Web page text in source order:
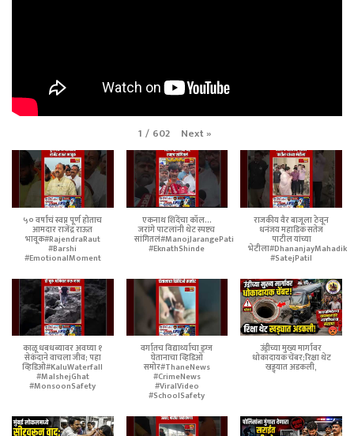
1 / 602 Next»
५० वर्षांचं स्वप्न पूर्ण होताच
आमदार राजेंद्र राऊत
भावूक#RajendraRaut
#Barshi
#EmotionalMoment
एकनाथ शिंदेंचा कॉल...
जरांगे पाटलांनी थेट स्पष्टच
सांगितलं#ManojJarangePatil
#EknathShinde
राजकीय वैर बाजूला ठेवून
धनंजय महाडिक सतेज
पाटील यांच्या
भेटीला#DhananjayMahadik
#SatejPatil
काळू धबधब्यावर अवघ्या १
सेकंदाने वाचला जीव; पहा
व्हिडिओ#KaluWaterfall
#MalshejGhat
#MonsoonSafety
वर्गातच विद्यार्थ्याचा ड्रग्ज
घेतानाचा व्हिडिओ
समोर#ThaneNews
#CrimeNews
#ViralVideo
#SchoolSafety
उंड्रीच्या मुख्य मार्गावर
धोकादायक चेंबर;रिक्षा थेट
खड्ड्यात अडकली,